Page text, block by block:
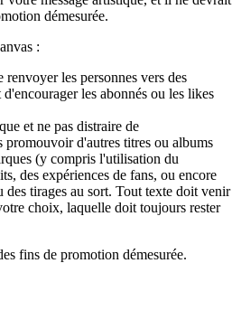
démesurée.
:
les personnes vers des
les abonnés ou les likes
et ne pas distraire de
d'autres titres ou albums
(y compris l'utilisation du
des expériences de fans, ou encore
des tirages au sort. Tout texte doit venir
choix, laquelle doit toujours rester
fins de promotion démesurée.